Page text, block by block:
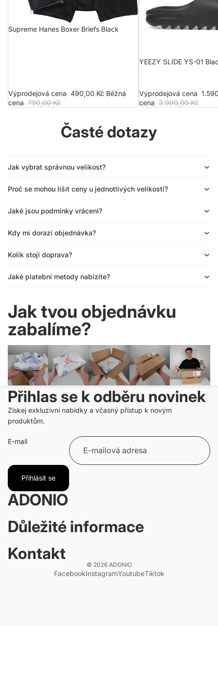
Supreme Hanes Boxer Briefs Black
Výprodejová cena 490,00 Kč Běžná
cena 790,00 Kč
YEEZY SLIDE YS-01
Výprodejová cena
cena 3.990,00 Kč
Časté dotazy
Jak vybrat správnou velikost?
Proč se mohou lišit ceny u jednotlivých velikostí?
Jaké jsou podmínky vrácení?
Kdy mi dorazí objednávka?
Kolik stojí doprava?
Jaké platební metody nabízíte?
Jak tvou objednávku
zabalíme?
Přihlas se k odběru novinek
Získej exkluzivní nabídky a včasný přístup k novým
produktům.
E-mail
Přihlásit se
ADONIO
Důležité informace
Kontakt
© 2026 ADONIO
FacebookInstagramYoutubeTiktok